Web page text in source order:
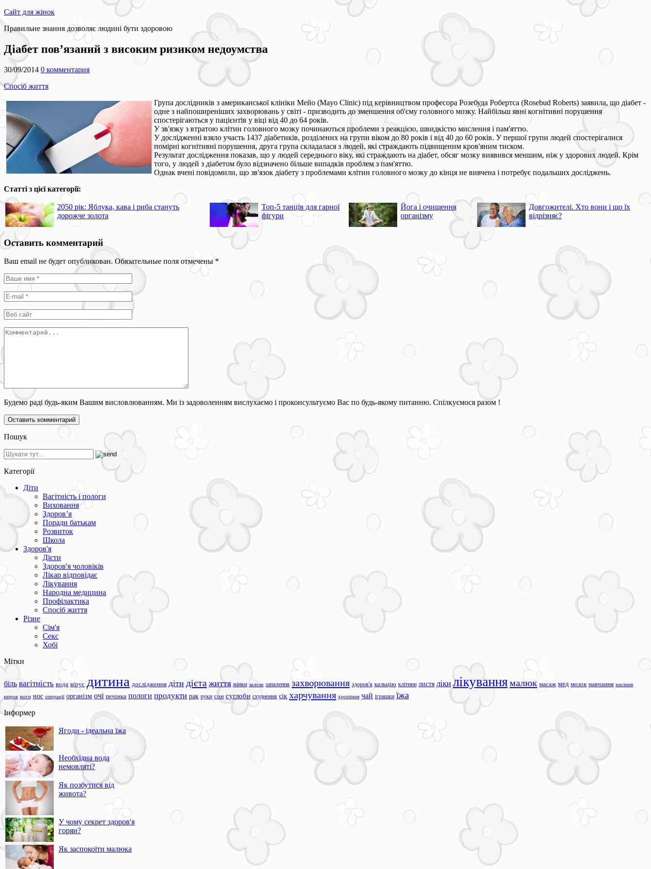
Сайт для жінок
Правильне знання дозволяє людині бути здоровою
Діабет пов’язаний з високим ризиком недоумства
30/09/2014 0 комментария
Спосіб життя
Група дослідників з американської клініки Мейо (Mayo Clinic) під керівництвом професора Розебуда Робертса (Rosebud Roberts) заявила, що діабет -
одне з найпоширеніших захворювань у світі - призводить до зменшення об'єму головного мозку. Найбільш явні когнітивні порушення
спостерігаються у пацієнтів у віці від 40 до 64 років.
У зв'язку з втратою клітин головного мозку починаються проблеми з реакцією, швидкістю мислення і пам'яттю.
У дослідженні взяло участь 1437 діабетиків, розділених на групи віком до 80 років і від 40 до 60 років. У першої групи людей спостерігалися
помірні когнітивні порушення, друга група складалася з людей, які страждають підвищеним кров'яним тиском.
Результат дослідження показав, що у людей середнього віку, які страждають на діабет, обсяг мозку виявився меншим, ніж у здорових людей. Крім
того, у людей з діабетом було відзначено більше випадків проблем з пам'яттю.
Однак вчені повідомили, що зв'язок діабету з проблемами клітин головного мозку до кінця не вивчена і потребує подальших досліджень.
Статті з цієї категорії:
2050 рік: Яблука, кава і риба стануть
дорожче золота
Топ-5 танців для гарної
фігури
Йога і очищення
організму
Довгожителі. Хто вони і що їх
відрізняє?
Оставить комментарий
Ваш email не будет опубликован. Обязательные поля отмечены*
Будемо раді будь-яким Вашим висловлюванням. Ми із задоволенням вислухаємо і проконсультуємо Вас по будь-якому питанню. Спілкуємося разом !
Пошук
Категорії
Діти
Вагітність і пологи
Виховання
Здоров’я
Поради батькам
Розвиток
Школа
Здоров'я
Дієти
Здоров'я чоловіків
Лікар відповідає
Лікування
Народна медицина
Профілактика
Спосіб життя
Різне
Сім'я
Секс
Хобі
Мітки
біль вагітність вода вірус дитина дослідження діти дієта життя жінки залози запалення захворювання здоров'я кальцію клітини листя ліки лікуваннямалюк масаж мед мозок навчання насіння
нирок ноги нос операції організм очі печінка пологи продукти рак руки сон суглоби схуднення сік харчування хропіння чай іграшки їжа
Інформер
Ягоди - ідеальна їжа
Необхідна вода
немовляті?
Як позбутися від
живота?
У чому секрет здоров'я
горян?
Як заспокоїти малюка